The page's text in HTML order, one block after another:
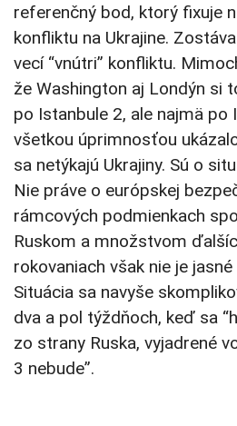
referenčný bod, ktorý fixuje
konfliktu na Ukrajine.
vecí “vnútri” konfliktu.
že Washington aj Londýn si
po Istanbule 2, ale najmä po
všetkou úprimnosťou
sa netýkajú Ukrajiny. Sú o
Nie práve o európskej
rámcových podmienkach
Ruskom a množstvom
rokovaniach však nie je
Situácia sa navyše
dva a pol týždňoch, keď sa
zo strany Ruska, vyjadrené
3 nebude”.